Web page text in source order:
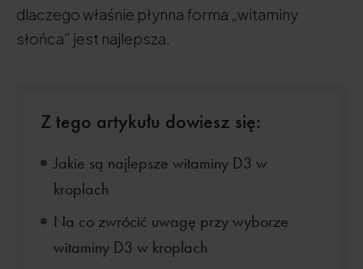
dlaczego właśnie płynna forma „witaminy
słońca” jest najlepsza.
Z tego artykułu dowiesz się:
Jakie są najlepsze witaminy D3 w
kroplach
Na co zwrócić uwagę przy wyborze
witaminy D3 w kroplach